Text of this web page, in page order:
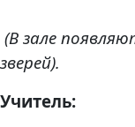
(В зале
зверей).
Учитель: